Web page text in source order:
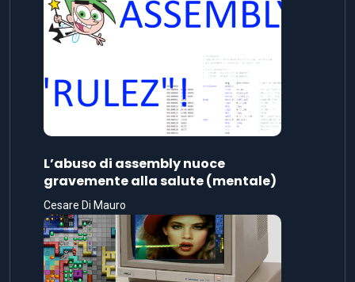
L’abuso di assembly nuoce
gravemente alla salute (mentale)
Cesare Di Mauro